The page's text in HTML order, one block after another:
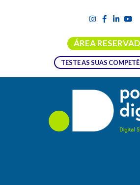
ÁREA
TESTE AS SUAS
CORREIO ELETRÓNICO